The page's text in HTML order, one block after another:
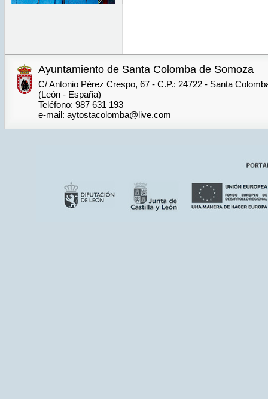
Ayuntamiento de Santa Colomba de Somoza
C/ Antonio Pérez Crespo, 67 - C.P.: 24722 - Santa
(León - España)
Teléfono: 987 631 193
e-mail: aytostacolomba@live.com